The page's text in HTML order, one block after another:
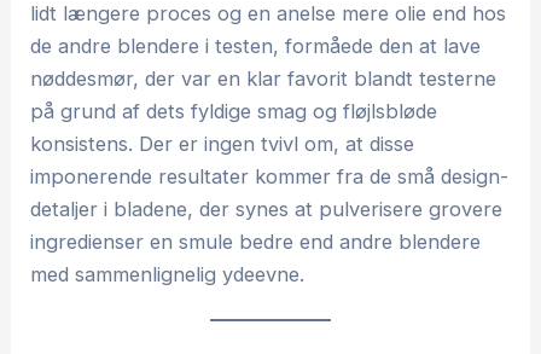
lidt længere proces og en anelse mere olie end hos
de andre blendere i testen, formåede den at lave
nøddesmør, der var en klar favorit blandt testerne
på grund af dets fyldige smag og fløjlsbløde
konsistens. Der er ingen tvivl om, at disse
imponerende resultater kommer fra de små design-
detaljer i bladene, der synes at pulverisere grovere
ingredienser en smule bedre end andre blendere
med sammenlignelig ydeevne.